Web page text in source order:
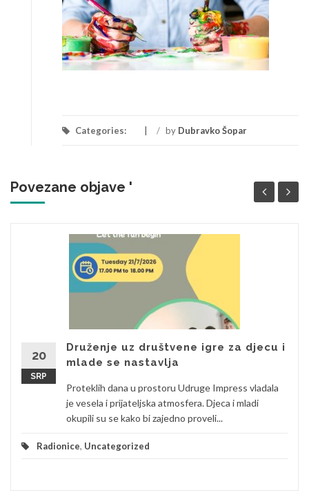
Categories: / by Dubravko Šopar
Povezane objave '
20
SRP
Druženje uz društvene igre za djecu i
mlade se nastavlja
Proteklih dana u prostoru Udruge Impress vladala
je vesela i prijateljska atmosfera. Djeca i mladi
okupili su se kako bi zajedno proveli...
Radionice, Uncategorized